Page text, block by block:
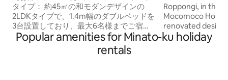
to the station, direct connections to
both airports and all tourist destinations,
2 bedrooms, sleeps up to 6...
タイプ： 約45㎡の和モダンデザインの
2LDKタイプで、1.4m幅のダブルベッドを
3台設置しており、最大6名様までご宿泊
いただけます。 建物にはエレベーターが
あり、各フロア1室のみのため、プライベ
a vintage city-
(maximum 3
Roppongi, in the
Mocomoco
renovated
windows that let
located in a
Popular amenities for Minato-ku holiday
rentals